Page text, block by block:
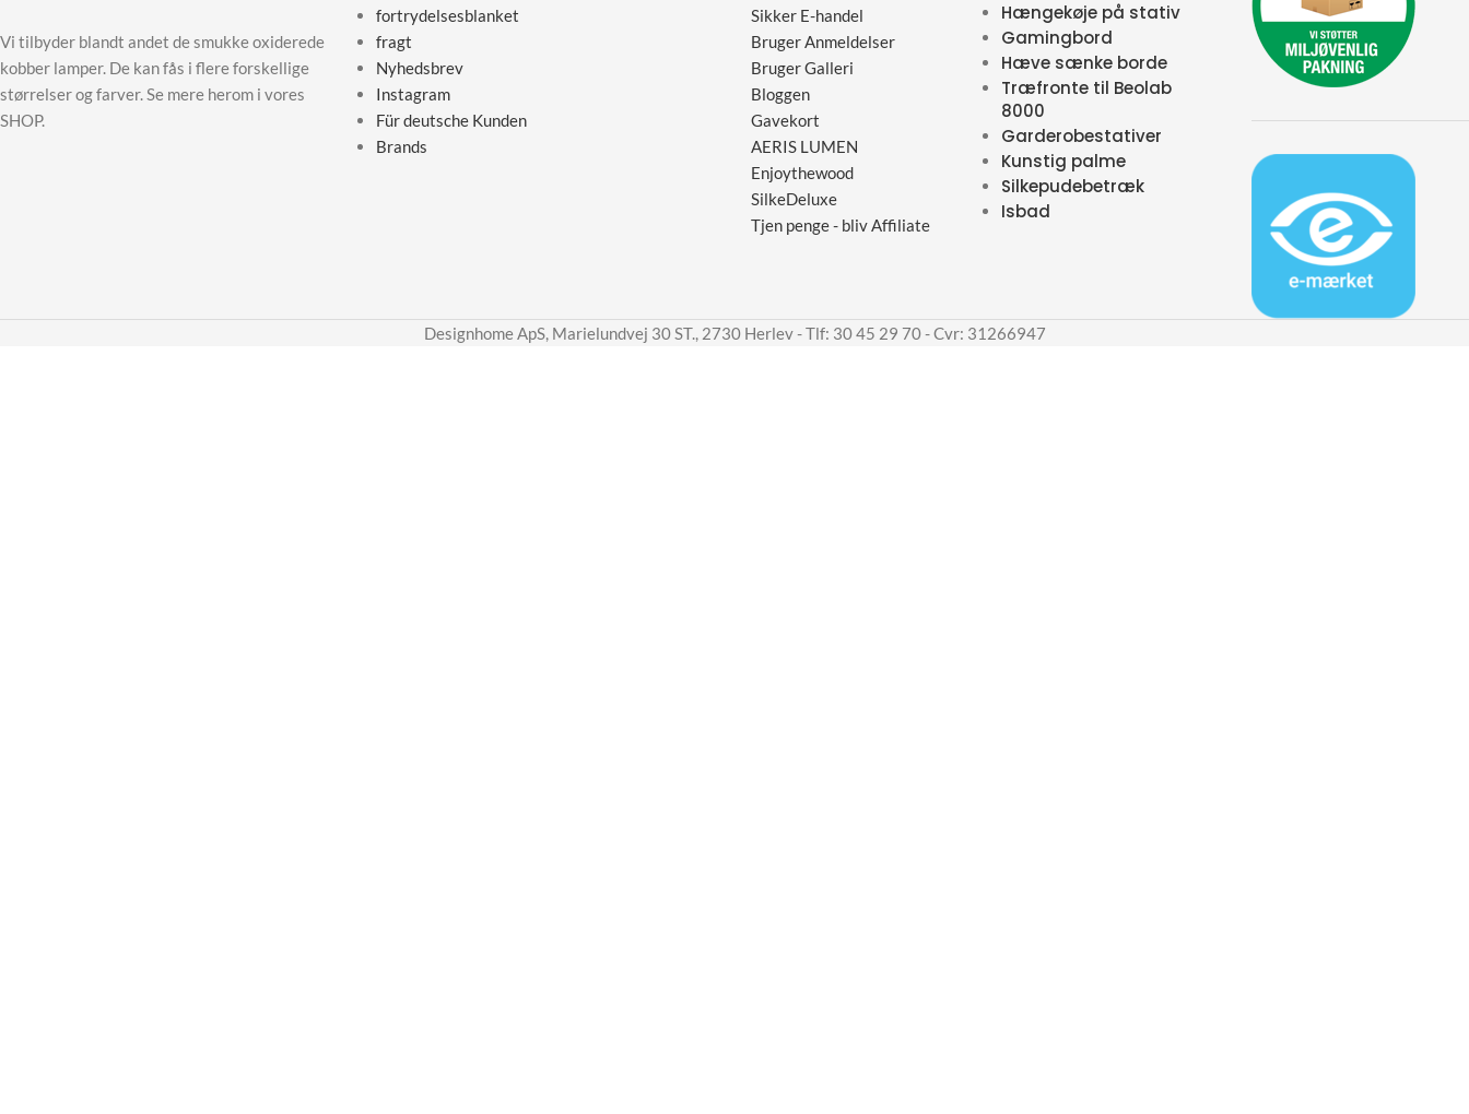
Vi tilbyder blandt andet de smukke oxiderede
kobber lamper. De kan fås i flere forskellige
størrelser og farver. Se mere herom i vores
SHOP.
fortrydelsesblanket
fragt
Nyhedsbrev
Instagram
Für deutsche Kunden
Brands
Sikker E-handel
Bruger Anmeldelser
Bruger Galleri
Bloggen
Gavekort
AERIS LUMEN
Enjoythewood
SilkeDeluxe
Tjen penge - bliv Affiliate
Hængekøje på stativ
Gamingbord
Hæve sænke borde
Træfronte til Beolab
8000
Garderobestativer
Kunstig palme
Silkepudebetræk
Isbad
Designhome ApS, Marielundvej 30 ST., 2730 Herlev - Tlf: 30 45 29 70 - Cvr: 31266947